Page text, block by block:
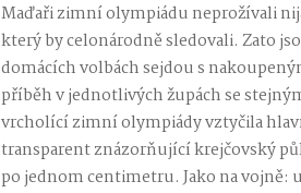
Maďaři zimní olympiádu neprožívali
který by celonárodně sledovali. Zato
domácích volbách sejdou s
příběh v jednotlivých župách se
vrcholící zimní olympiády vztyčila
transparent znázorňující krejčovský
po jednom centimetru. Jako na vojně: